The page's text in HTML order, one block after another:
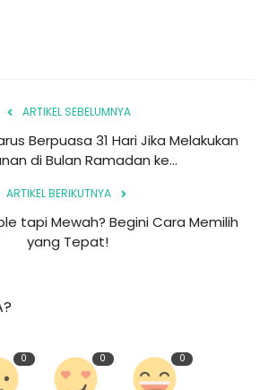
ARTIKEL SEBELUMNYA
Berpuasa 31 Hari Jika Melakukan
di Bulan Ramadan ke...
ARTIKEL BERIKUTNYA
tapi Mewah? Begini Cara Memilih
yang Tepat!
0 0 0